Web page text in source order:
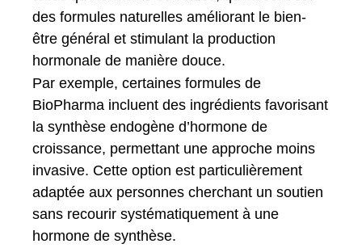
des formules naturelles améliorant le bien-
être général et stimulant la production
hormonale de manière douce.
Par exemple, certaines formules de
BioPharma incluent des ingrédients favorisant
la synthèse endogène d’hormone de
croissance, permettant une approche moins
invasive. Cette option est particulièrement
adaptée aux personnes cherchant un soutien
sans recourir systématiquement à une
hormone de synthèse.